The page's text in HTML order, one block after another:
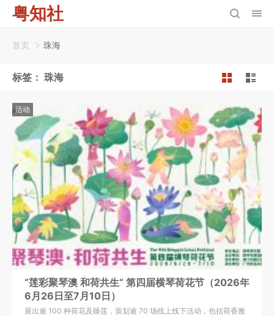
粤知社
首页 珠海
标签： 珠海
活动
“莲彩聚琴澳 和荷共生” 第四届横琴荷花节（2026年
6月26日至7月10日）
展出逾 100 种荷花及睡莲，策划逾 70 场线上线下活动，包括荷香雅